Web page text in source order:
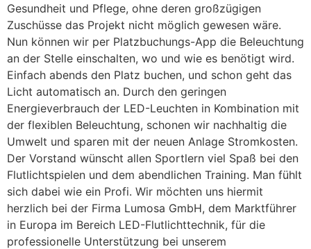
Gesundheit und Pflege, ohne deren großzügigen
Zuschüsse das Projekt nicht möglich gewesen wäre.
Nun können wir per Platzbuchungs-App die Beleuchtung
an der Stelle einschalten, wo und wie es benötigt wird.
Einfach abends den Platz buchen, und schon geht das
Licht automatisch an. Durch den geringen
Energieverbrauch der LED-Leuchten in Kombination mit
der flexiblen Beleuchtung, schonen wir nachhaltig die
Umwelt und sparen mit der neuen Anlage Stromkosten.
Der Vorstand wünscht allen Sportlern viel Spaß bei den
Flutlichtspielen und dem abendlichen Training. Man fühlt
sich dabei wie ein Profi. Wir möchten uns hiermit
herzlich bei der Firma Lumosa GmbH, dem Marktführer
in Europa im Bereich LED-Flutlichttechnik, für die
professionelle Unterstützung bei unserem